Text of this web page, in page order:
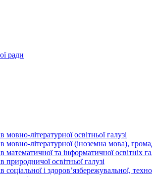
ради
літературної освітньої галузі
літературної (іноземна мова),
та інформатичної освітніх
освітньої галузі
і здоров’язбережувальної,